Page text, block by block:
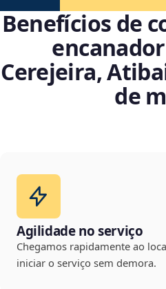
Benefícios de
Cerejeira,
de
Agilidade no serviço
Chegamos rapidamente ao
iniciar o serviço sem demora.